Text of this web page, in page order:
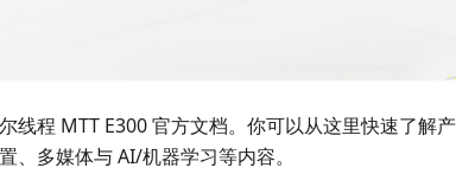
线程 MTT E300 官方文档。你可以从这里快速了解
、多媒体与 AI/机器学习等内容。